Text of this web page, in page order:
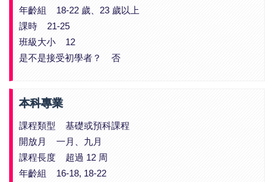
年齡組 18-22 歲、23 歲以上
課時 21-25
班級大小 12
是不是接受初學者？ 否
本科專業
課程類型 基礎或預科課程
開放月 一月、九月
課程長度 超過 12 周
年齡組 16-18, 18-22